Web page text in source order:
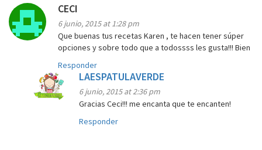
CECI
6 junio, 2015 at 1:28 pm
Que buenas tus recetas Karen , te hacen tener súper
opciones y sobre todo que a todossss les gusta!!! Bien
Responder
LAESPATULAVERDE
6 junio, 2015 at 2:36 pm
Gracias Ceci!!! me encanta que te encanten!
Responder